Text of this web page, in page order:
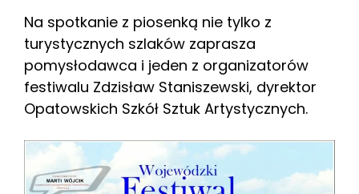
Na spotkanie z piosenką nie tylko z
turystycznych szlaków zaprasza
pomysłodawca i jeden z organizatorów
festiwalu Zdzisław Staniszewski, dyrektor
Opatowskich Szkół Sztuk Artystycznych.